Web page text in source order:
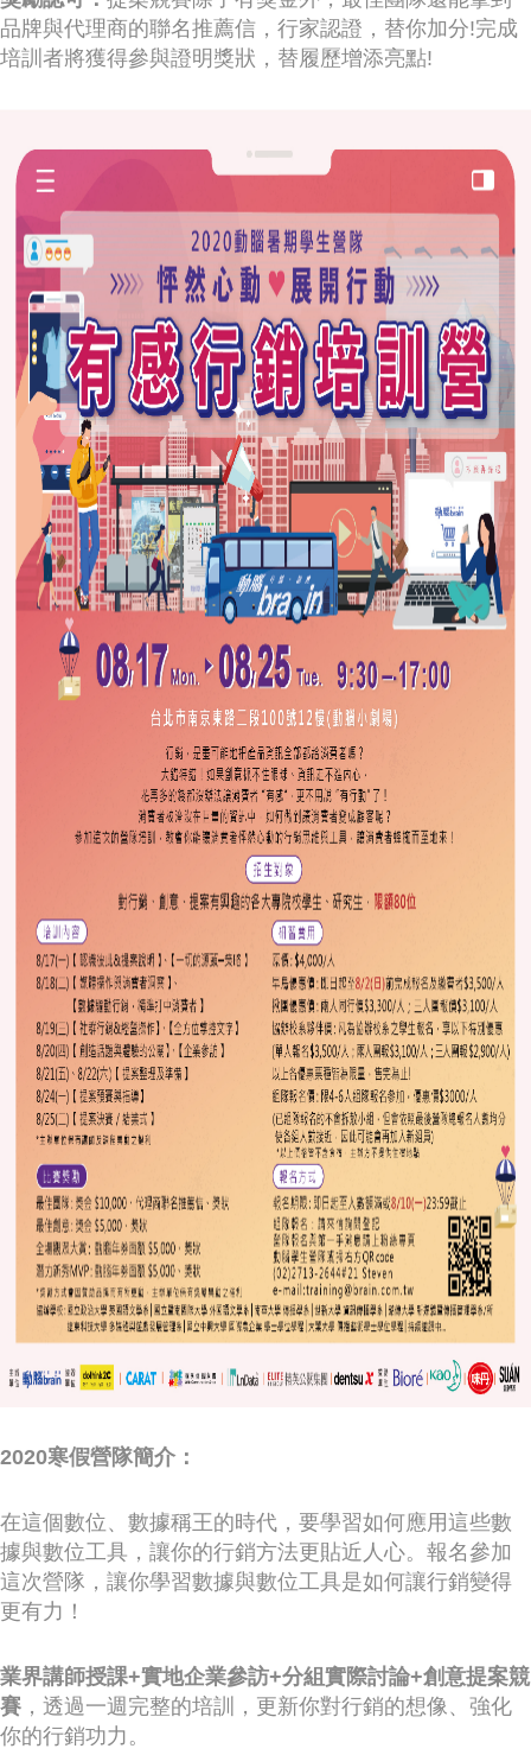
品牌與代理商的聯名推薦信，行家認證，替你加分!完成
培訓者將獲得參與證明獎狀，替履歷增添亮點!
2020寒假營隊簡介：
在這個數位、數據稱王的時代，要學習如何應用這些數
據與數位工具，讓你的行銷方法更貼近人心。報名參加
這次營隊，讓你學習數據與數位工具是如何讓行銷變得
更有力！
業界講師授課+實地企業參訪+分組實際討論+創意提案競
賽 ，透過一週完整的培訓，更新你對行銷的想像、強化
你的行銷功力。